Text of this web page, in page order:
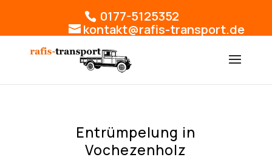
0177-5125352
kontakt@rafis-transport.de
Entrümpelung in
Vochezenholz